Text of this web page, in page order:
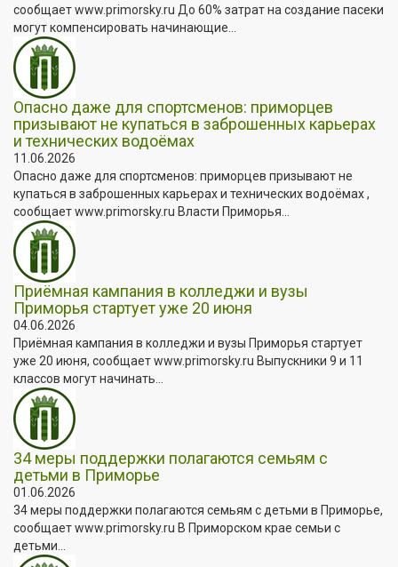
сообщает www.primorsky.ru До 60% затрат на создание пасеки
могут компенсировать начинающие...
Опасно даже для спортсменов: приморцев
призывают не купаться в заброшенных карьерах
и технических водоёмах
11.06.2026
Опасно даже для спортсменов: приморцев призывают не
купаться в заброшенных карьерах и технических водоёмах ,
сообщает www.primorsky.ru Власти Приморья...
Приёмная кампания в колледжи и вузы
Приморья стартует уже 20 июня
04.06.2026
Приёмная кампания в колледжи и вузы Приморья стартует
уже 20 июня, сообщает www.primorsky.ru Выпускники 9 и 11
классов могут начинать...
34 меры поддержки полагаются семьям с
детьми в Приморье
01.06.2026
34 меры поддержки полагаются семьям с детьми в Приморье,
сообщает www.primorsky.ru В Приморском крае семьи с
детьми...